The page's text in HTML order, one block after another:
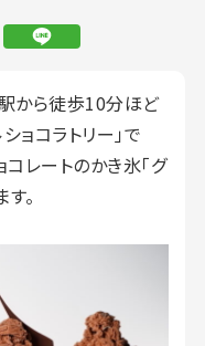
から徒歩10分ほど
ョコラトリー」で
レートのかき氷「グ
。